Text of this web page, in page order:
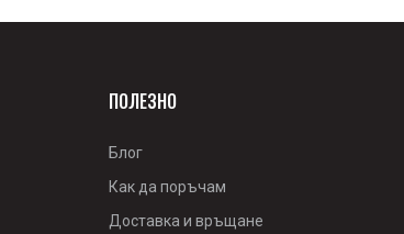
ПОЛЕЗНО
Блог
Как да поръчам
Доставка и връщане